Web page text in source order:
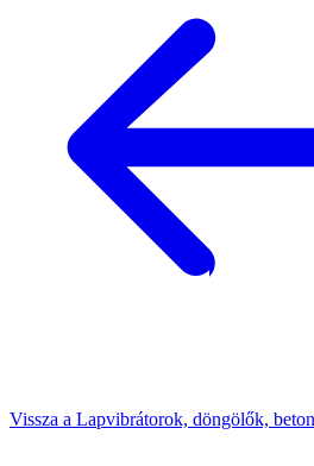
Vissza a Lapvibrátorok, döngölők,